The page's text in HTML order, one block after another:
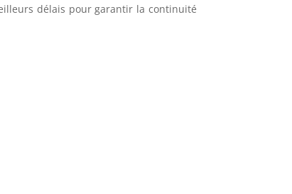
délais pour garantir la continuité